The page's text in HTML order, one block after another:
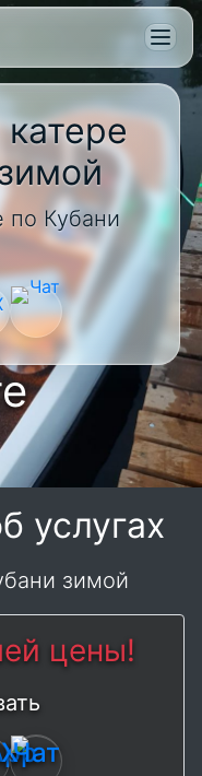
по Кубани
услугах
зимой
цены!